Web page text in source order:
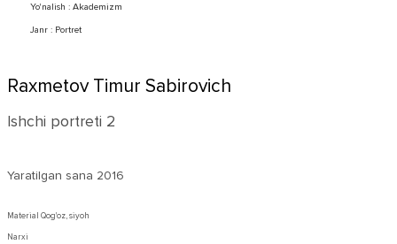
Yo'nalish : Akademizm
Janr : Portret
Raxmetov Timur Sabirovich
Ishchi portreti 2
Yaratilgan sana 2016
Material Qog'oz, siyoh
Narxi